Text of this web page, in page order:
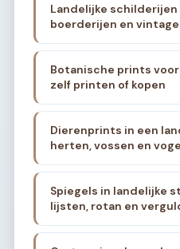
Landelijke schilderijen
boerderijen en
Botanische prints
zelf printen of kopen
Dierenprints in een
herten, vossen en
Spiegels in landelijke
lijsten, rotan en